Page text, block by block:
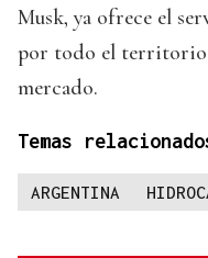
Musk, ya ofrece el
por todo el territorio
mercado.
Temas
ARGENTINA